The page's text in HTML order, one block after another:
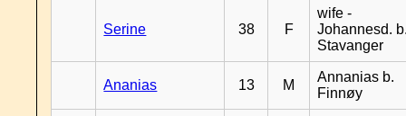
Serine 38 F
wife -
Johannesd.
Stavanger
Ananias 13 M
Annanias b.
Finnøy